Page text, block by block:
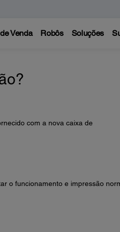
Venda Robôs Soluções
com a nova caixa de
o funcionamento e impressão